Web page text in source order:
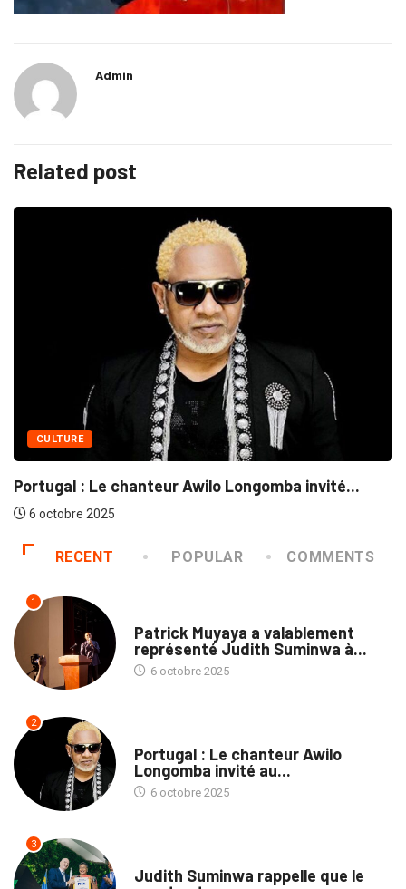
Admin
Related post
CULTURE
: Le chanteur Awilo Longomba invité...
6 octobre 2025
RECENT POPULAR COMMENTS
1
Patrick Muyaya a valablement
représenté Judith Suminwa à...
6 octobre 2025
2
Portugal : Le chanteur Awilo
Longomba invité au...
6 octobre 2025
3
Judith Suminwa rappelle que le